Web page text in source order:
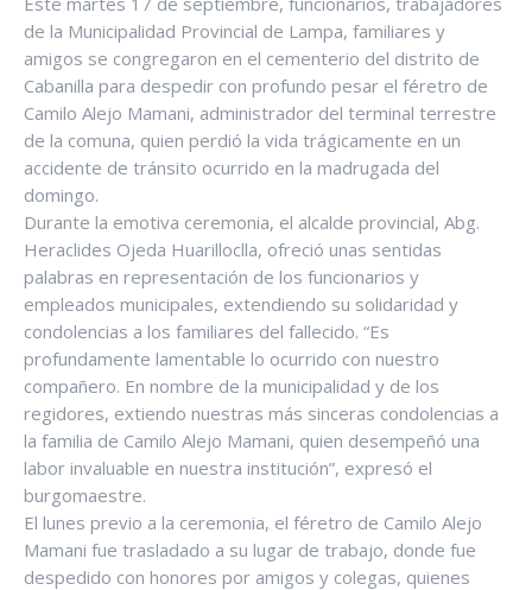
de la Municipalidad Provincial de Lampa, familiares y
amigos se congregaron en el cementerio del distrito de
Cabanilla para despedir con profundo pesar el féretro de
Camilo Alejo Mamani, administrador del terminal terrestre
de la comuna, quien perdió la vida trágicamente en un
accidente de tránsito ocurrido en la madrugada del
domingo.
Durante la emotiva ceremonia, el alcalde provincial, Abg.
Heraclides Ojeda Huarilloclla, ofreció unas sentidas
palabras en representación de los funcionarios y
empleados municipales, extendiendo su solidaridad y
condolencias a los familiares del fallecido. “Es
profundamente lamentable lo ocurrido con nuestro
compañero. En nombre de la municipalidad y de los
regidores, extiendo nuestras más sinceras condolencias a
la familia de Camilo Alejo Mamani, quien desempeñó una
labor invaluable en nuestra institución”, expresó el
burgomaestre.
El lunes previo a la ceremonia, el féretro de Camilo Alejo
Mamani fue trasladado a su lugar de trabajo, donde fue
despedido con honores por amigos y colegas, quienes